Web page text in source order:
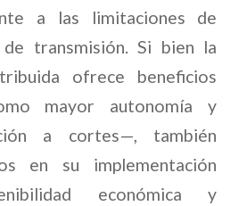
a las limitaciones de
transmisión. Si bien la
ofrece beneficios
mayor autonomía y
a cortes—, también
en su implementación
económica y